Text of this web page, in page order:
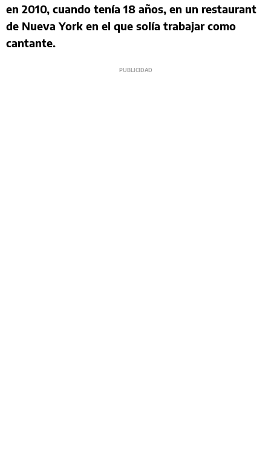
en 2010, cuando tenía 18 años, en un restaurant
de Nueva York en el que solía trabajar como
cantante.